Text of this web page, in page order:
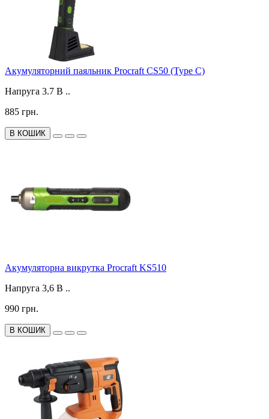
Акумуляторний паяльник Procraft CS50 (Type C)
Напруга 3.7 В ..
885 грн.
В КОШИК
Акумуляторна викрутка Procraft KS510
Напруга 3,6 В ..
990 грн.
В КОШИК